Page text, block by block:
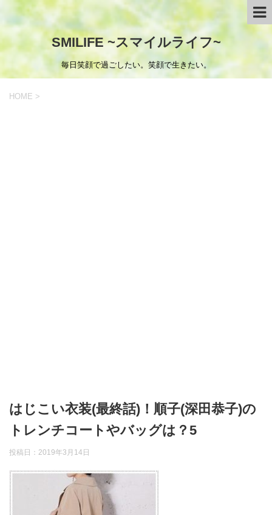
SMILIFE ~スマイルライフ~
毎日笑顔で過ごしたい。笑顔で生きたい。
HOME >
はじこい衣装(最終話)！順子(深田恭子)の
トレンチコートやバッグは？5
投稿日： 2019年3月14日